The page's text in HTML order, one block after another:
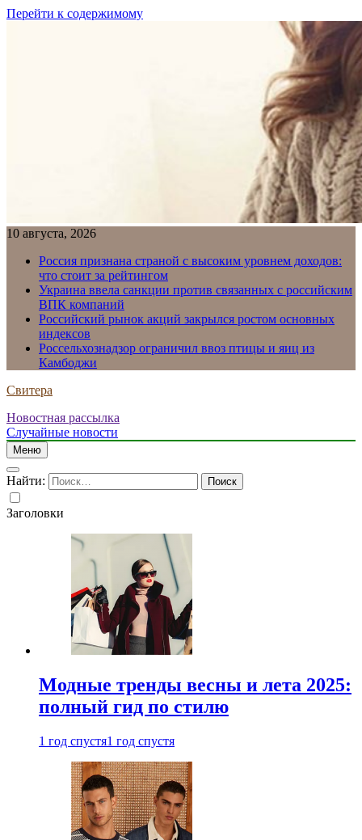
Перейти к содержимому
10 августа, 2026
Россия признана страной с высоким уровнем доходов:
что стоит за рейтингом
Украина ввела санкции против связанных с российским
ВПК компаний
Российский рынок акций закрылся ростом основных
индексов
Россельхознадзор ограничил ввоз птицы и яиц из
Камбоджи
Свитера
Новостная рассылка
Случайные новости
Меню
Найти:
Заголовки
Модные тренды весны и лета 2025:
полный гид по стилю
1 год спустя1 год спустя